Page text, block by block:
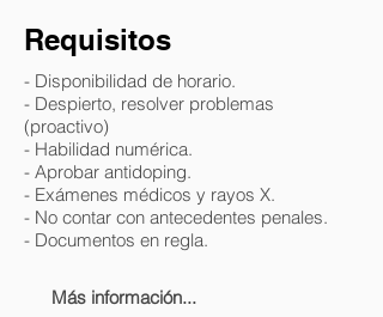
Más información...
Requisitos
- Disponibilidad de horario.
- Despierto, resolver problemas
(proactivo)
- Habilidad numérica.
- Aprobar antidoping.
- Exámenes médicos y rayos X.
- No contar con antecedentes penales.
- Documentos en regla.